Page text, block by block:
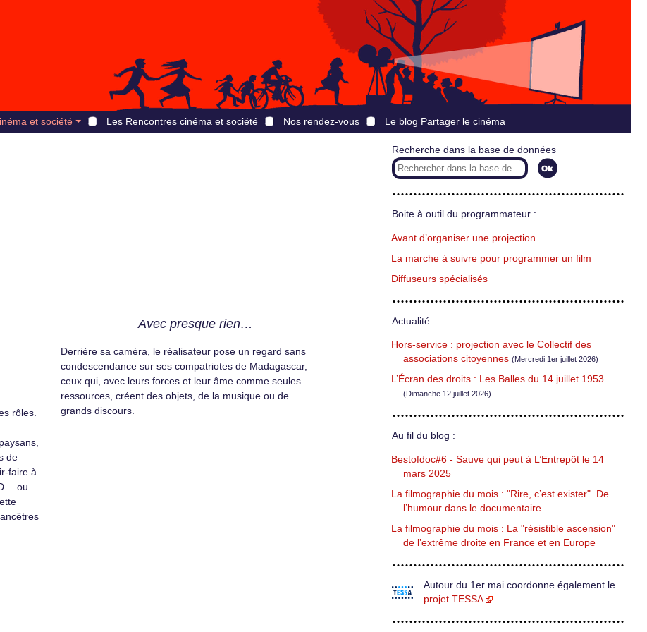
et société Les Rencontres cinéma et société Nos rendez-vous Le blog Partager le cinéma
rôles.
de
faire à
ou
Avec presque rien…
Derrière sa caméra, le réalisateur pose un regard sans
condescendance sur ses compatriotes de Madagascar,
ceux qui, avec leurs forces et leur âme comme seules
ressources, créent des objets, de la musique ou de
grands discours.
Recherche dans la base de données
Boite à outil du programmateur :
Avant d’organiser une projection…
La marche à suivre pour programmer un film
Diffuseurs spécialisés
Actualité :
Hors-service : projection avec le Collectif des
associations citoyennes (Mercredi 1er juillet 2026)
L’Écran des droits : Les Balles du 14 juillet 1953
(Dimanche 12 juillet 2026)
Au fil du blog :
Bestofdoc#6 - Sauve qui peut à L’Entrepôt le 14
mars 2025
La filmographie du mois : "Rire, c’est exister". De
l’humour dans le documentaire
La filmographie du mois : La "résistible ascension"
de l’extrême droite en France et en Europe
Autour du 1er mai coordonne également le
projet TESSA